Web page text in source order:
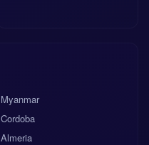
Myanmar
Cordoba
Almeria